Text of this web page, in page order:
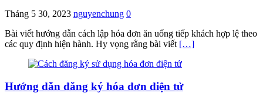
Tháng 5 30, 2023 nguyenchung 0
Bài viết hướng dẫn cách lập hóa đơn ăn uống tiếp khách hợp lệ theo
các quy định hiện hành. Hy vọng rằng bài viết […]
Hướng dẫn đăng ký hóa đơn điện tử